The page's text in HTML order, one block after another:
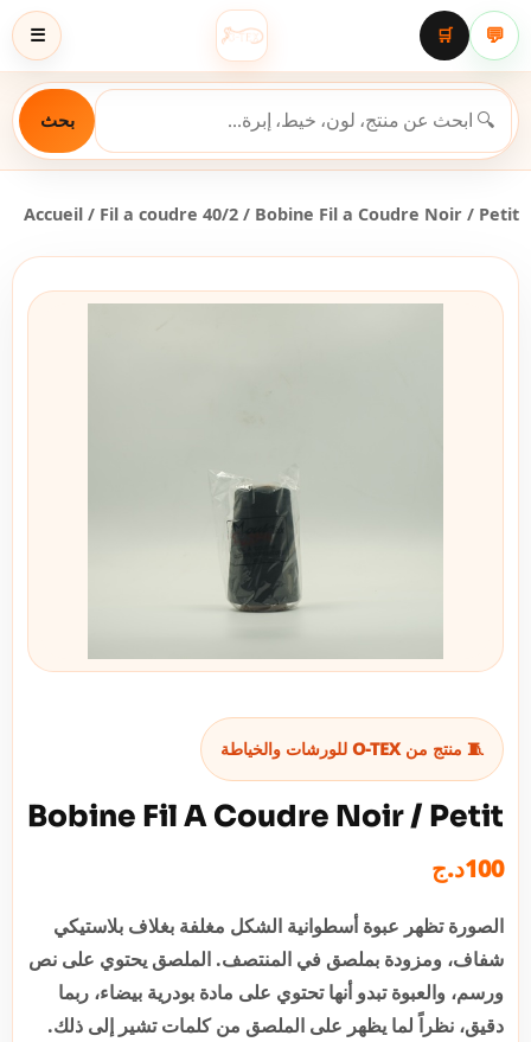
☰ 💬
🛒
بحث
Accueil / Fil a coudre 40/2 / Bobine Fil a Coudre Noir / Petit
🧵 منتج من O-TEX للورشات والخياطة
Bobine Fil A Coudre Noir / Petit
100د.ج
الصورة تظهر عبوة أسطوانية الشكل مغلفة بغلاف بلاستيكي
شفاف، ومزودة بملصق في المنتصف. الملصق يحتوي على نص
ورسم، والعبوة تبدو أنها تحتوي على مادة بودرية بيضاء، ربما
دقيق، نظراً لما يظهر على الملصق من كلمات تشير إلى ذلك.